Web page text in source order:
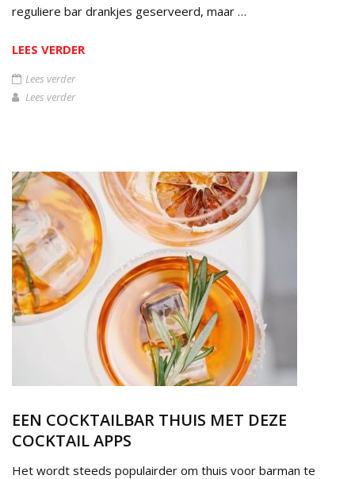
reguliere bar drankjes geserveerd, maar …
LEES VERDER
Lees verder
Lees verder
EEN COCKTAILBAR THUIS MET DEZE
COCKTAIL APPS
Het wordt steeds populairder om thuis voor barman te